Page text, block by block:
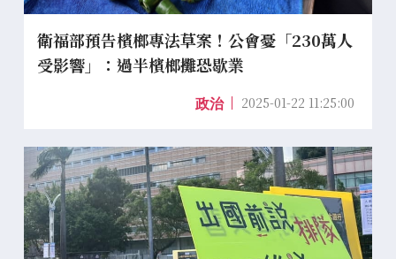
衛福部預告檳榔專法草案！公會憂「230萬人
受影響」：過半檳榔攤恐歇業
政治 2025-01-22 11:25:00